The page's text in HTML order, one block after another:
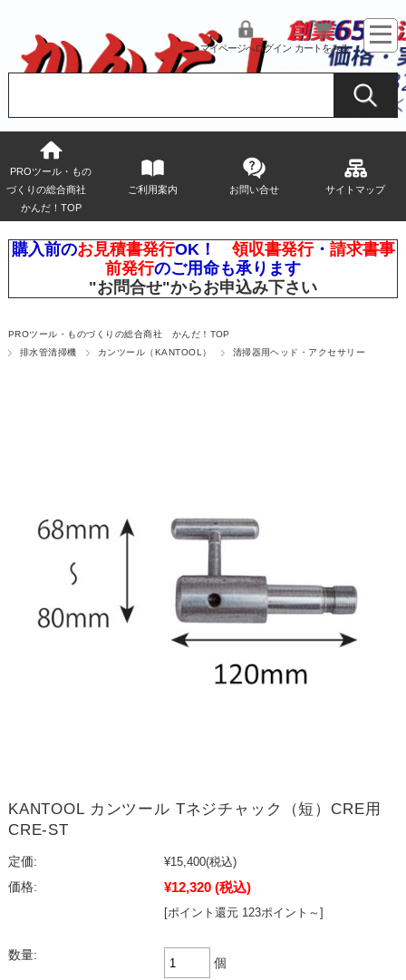
マイページへログイン カートをみる
PROツール・もの
づくりの総合商社
かんだ！TOP
ご利用案内 お問い合せ サイトマップ
購入前のお見積書発行OK！ 領収書発行・ 請求書事
前発行のご用命も承ります
"お問合せ"からお申込み下さい
PROツール・ものづくりの総合商社 かんだ！TOP
排水管清掃機
カンツール（KANTOOL） 清掃器用ヘッド・アクセサリー
KANTOOL カンツール Tネジチャック（短）CRE用
CRE-ST
定価: ¥15,400(税込)
価格:
¥12,320 (税込)
[ポイント還元 123ポイント～]
数量:
個